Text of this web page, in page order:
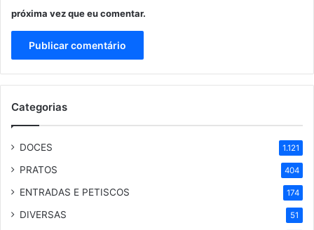
próxima vez que eu comentar.
Categorias
DOCES 1.121
PRATOS 404
ENTRADAS E PETISCOS 174
DIVERSAS 51